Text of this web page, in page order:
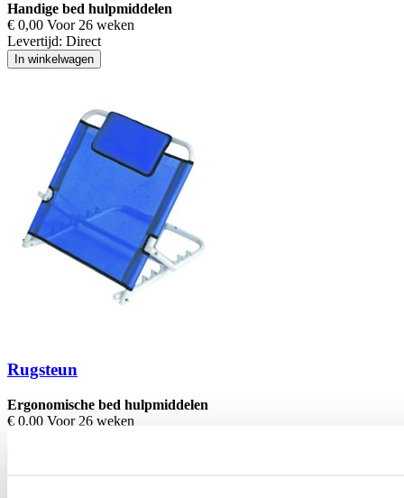
Handige bed hulpmiddelen
€ 0,00 Voor 26 weken
Levertijd: Direct
In winkelwagen
Rugsteun
Ergonomische bed hulpmiddelen
€ 0,00 Voor 26 weken